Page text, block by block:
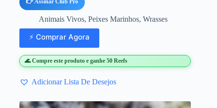
👉 Assinar Club Pro
Animais Vivos, Peixes Marinhos, Wrasses
⚡ Comprar Agora
🌊 Compre este produto e ganhe 50 Reefs
Adicionar Lista De Desejos